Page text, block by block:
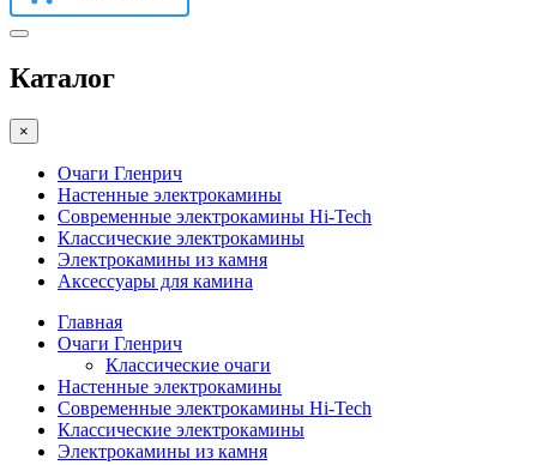
Каталог
×
Очаги Гленрич
Настенные электрокамины
Современные электрокамины Hi-Tech
Классические электрокамины
Электрокамины из камня
Аксессуары для камина
Главная
Очаги Гленрич
Классические очаги
Настенные электрокамины
Современные электрокамины Hi-Tech
Классические электрокамины
Электрокамины из камня